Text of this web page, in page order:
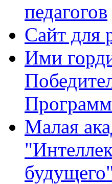
педагогов
Сайт для
Ими
Малая